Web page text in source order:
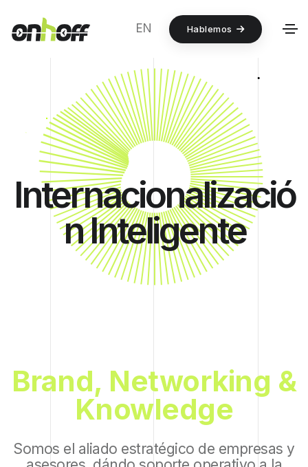
EN Hablemos
Internacionalizació
n Inteligente
Brand, Networking &
Knowledge
Somos el aliado estratégico de empresas y